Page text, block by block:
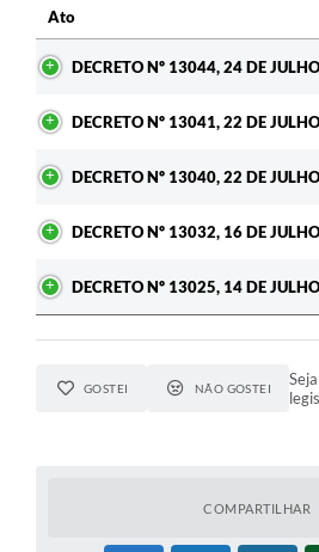
Ato
DECRETO Nº 13044, 24 DE
DECRETO Nº 13041, 22 DE
DECRETO Nº 13040, 22 DE
DECRETO Nº 13032, 16 DE
DECRETO Nº 13025, 14 DE
GOSTEI NÃO GOSTEI
COMPARTILHAR